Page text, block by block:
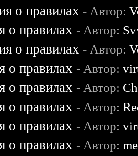
о правилах - Автор:
о правилах - Автор:
о правилах - Автор:
о правилах - Автор:
о правилах - Автор:
о правилах - Автор:
о правилах - Автор:
о правилах - Автор: